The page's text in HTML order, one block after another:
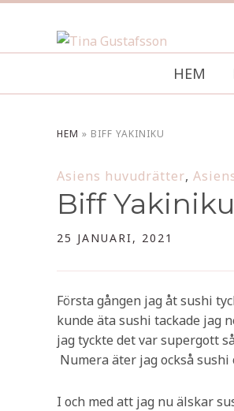
HEM
HEM » BIFF YAKINIKU
Asiens huvudrätter,
Biff Yakiniku
25 JANUARI, 2021
Första gången jag åt sushi
kunde äta sushi tackade jag
jag tyckte det var supergott
Numera äter jag också sushi
I och med att jag nu älskar